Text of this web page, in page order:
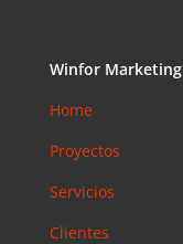
ad web
para
Barcelona:
que ya es
obligatoria
Winfor Marketing
Home
Proyectos
Servicios
Clientes